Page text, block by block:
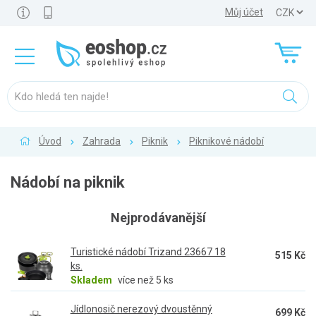
Můj účet
Úvod Zahrada Piknik Piknikové nádobí
Nádobí na piknik
Nejprodávanější
Turistické nádobí Trizand 23667 18
ks.
Skladem více než 5 ks
515 Kč
Jídlonosič nerezový dvoustěnný 699 Kč